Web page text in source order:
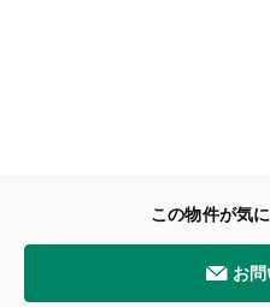
この物件が気
お